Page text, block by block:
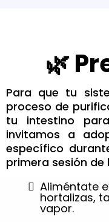
🌿
Para que tu
proceso de
tu intestino
invitamos a
específico
primera sesión
Aliméntate
hortalizas,
vapor.